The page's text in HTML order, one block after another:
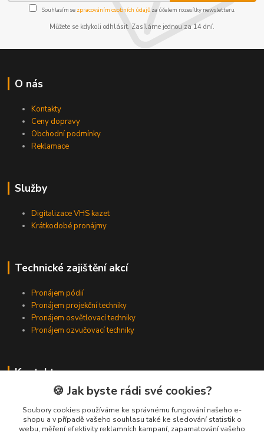
Souhlasím se zpracováním osobních údajůza účelem rozesílky newsletteru.
Můžete se kdykoli odhlásit. Zasíláme jednou za 14 dní.
O nás
Kontakty
Ceny dopravy
Obchodní podmínky
Reklamace
Služby
Digitalizace VHS kazet
Krátkodobé pronájmy
Technické zajištění akcí
Pronájem pódií
Pronájem projekční techniky
Pronájem osvětlovací techniky
Pronájem ozvučovací techniky
Kontakty
Zákaznická podpora
+420 224 318 342
(Po-Pá, 9-16 hod.)
🍪 Jak byste rádi své cookies?
Soubory cookies používáme ke správnému fungování našeho e-
shopu a v případě vašeho souhlasu také ke sledování statistik o
webu, měření efektivity reklamních kampaní, zapamatování vašeho